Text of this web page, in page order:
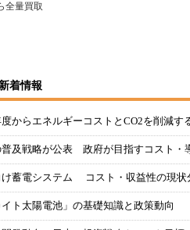
全量買取
着情報
からエネルギーコストとCO2を削減す
普及戦略が公表 政府が目指すコスト・
け蓄電システム コスト・収益性の現状
ト太陽電池」の基礎知識と政策動向